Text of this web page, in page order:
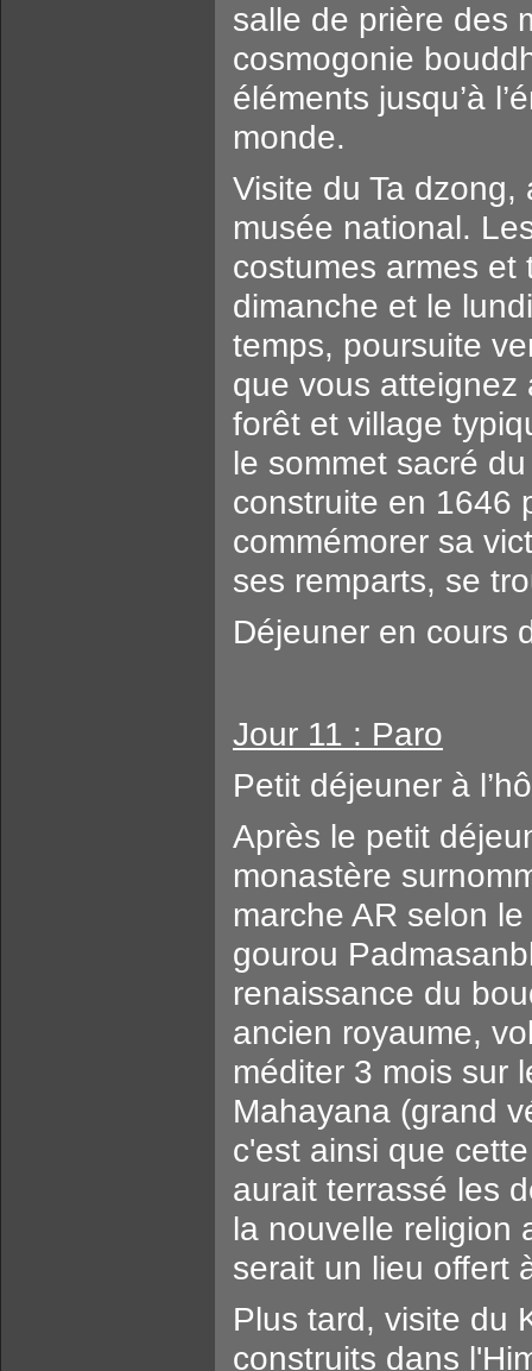
salle de prière des
cosmogonie
éléments jusqu’à
monde.
Visite du Ta
musée national.
costumes armes et
dimanche et le
temps, poursuite
que vous atteignez
forêt et village
le sommet sacré
construite en 1646
commémorer sa
ses remparts, se
Déjeuner en cours
Jour 11 : Paro
Petit déjeuner à
Après le petit
monastère
marche AR selon
gourou
renaissance du
ancien royaume,
méditer 3 mois sur
Mahayana (grand
c'est ainsi que
aurait terrassé les
la nouvelle religion
serait un lieu offert
Plus tard, visite du
construits dans